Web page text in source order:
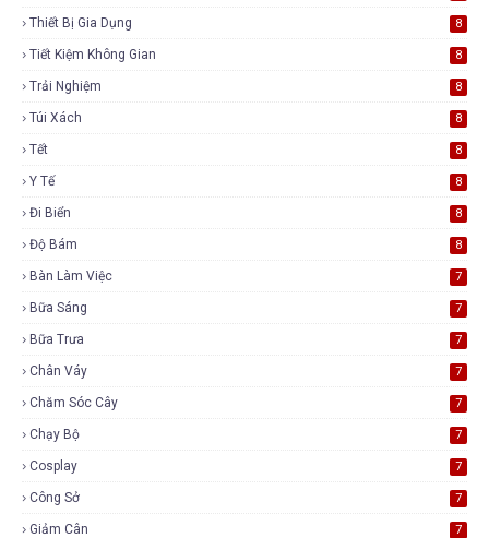
Thiết Bị Gia Dụng 8
Tiết Kiệm Không Gian 8
Trải Nghiệm 8
Túi Xách 8
Tết 8
Y Tế 8
Đi Biển 8
Độ Bám 8
Bàn Làm Việc 7
Bữa Sáng 7
Bữa Trưa 7
Chân Váy 7
Chăm Sóc Cây 7
Chạy Bộ 7
Cosplay 7
Công Sở 7
Giảm Cân 7